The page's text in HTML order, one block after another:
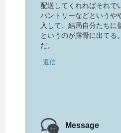
配送してくれればそれで
パントリーなどというや
入して、結局自分たちに
というのが露骨に出てる
だ。
返信
Message